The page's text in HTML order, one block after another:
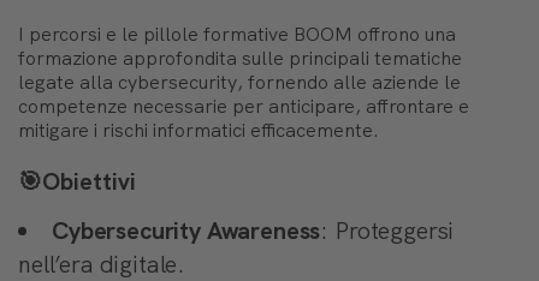
I percorsi e le pillole formative BOOM offrono una
formazione approfondita sulle principali tematiche
legate alla cybersecurity, fornendo alle aziende le
competenze necessarie per anticipare, affrontare e
mitigare i rischi informatici efficacemente.
🎯Obiettivi
Cybersecurity Awareness: Proteggersi
nell’era digitale.